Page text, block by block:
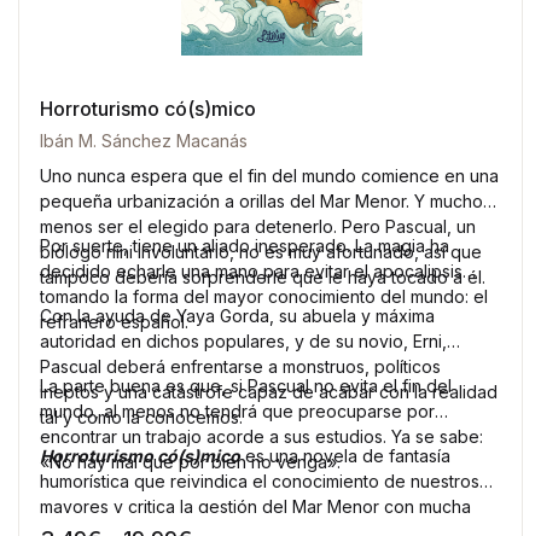
Horroturismo có(s)mico
Ibán M. Sánchez Macanás
Uno nunca espera que el fin del mundo comience en una
pequeña urbanización a orillas del Mar Menor. Y mucho
menos ser el elegido para detenerlo. Pero Pascual, un
biólogo nini involuntario, no es muy afortunado, así que
tampoco debería sorprenderle que le haya tocado a él.
Por suerte, tiene un aliado inesperado. La magia ha
decidido echarle una mano para evitar el apocalipsis
tomando la forma del mayor conocimiento del mundo: el
refranero español.
Con la ayuda de Yaya Gorda, su abuela y máxima
autoridad en dichos populares, y de su novio, Erni,
Pascual deberá enfrentarse a monstruos, políticos
ineptos y una catástrofe capaz de acabar con la realidad
tal y como la conocemos.
La parte buena es que, si Pascual no evita el fin del
mundo, al menos no tendrá que preocuparse por
encontrar un trabajo acorde a sus estudios. Ya se sabe:
«No hay mal que por bien no venga».
Horroturismo có(s)micoes una novela de fantasía
humorística que reivindica el conocimiento de nuestros
mayores y critica la gestión del Mar Menor con mucha
acidez e ironía.